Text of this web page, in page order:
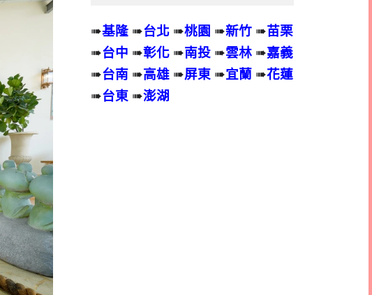
➠基隆 ➠台北 ➠桃園 ➠新竹 ➠苗栗
➠台中 ➠彰化 ➠南投 ➠雲林 ➠嘉義
➠台南 ➠高雄 ➠屏東 ➠宜蘭 ➠花蓮
➠台東 ➠澎湖